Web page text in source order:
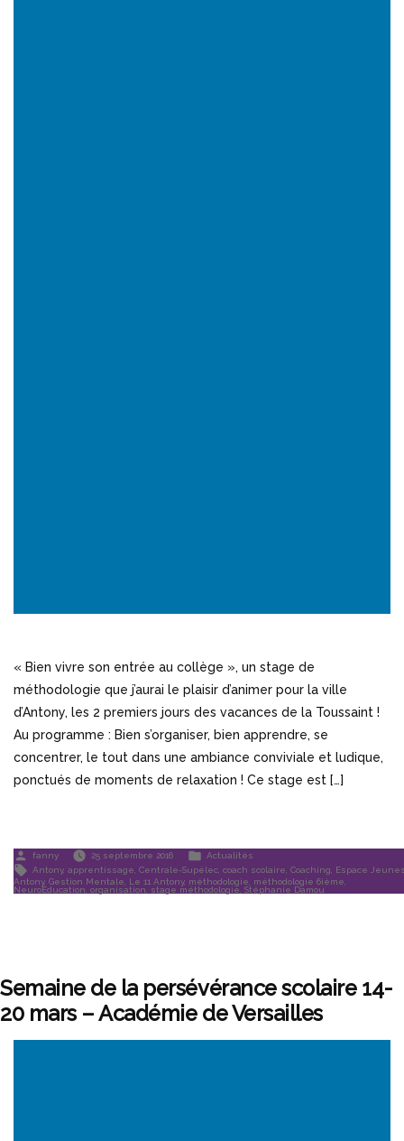
« Bien vivre son entrée au collège », un stage de
méthodologie que j’aurai le plaisir d’animer pour la ville
d’Antony, les 2 premiers jours des vacances de la Toussaint !
Au programme : Bien s’organiser, bien apprendre, se
concentrer, le tout dans une ambiance conviviale et ludique,
ponctués de moments de relaxation ! Ce stage est […]
Publié
par
fanny 25 septembre 2016
Publié
dans
Actualités
Étiquettes :
Antony, apprentissage ,Centrale-Supélec ,coach scolaire ,Coaching
Espace
Antony,Gestion Mentale Le 11 Antony, méthodologie méthodologie 6ième
NeuroEducation ,organisation stage méthodologie ,Stéphanie Damou
Semaine de la persévérance scolaire 14-
20 mars – Académie de Versailles